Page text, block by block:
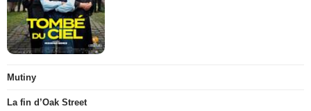
Mutiny
La fin d’Oak Street